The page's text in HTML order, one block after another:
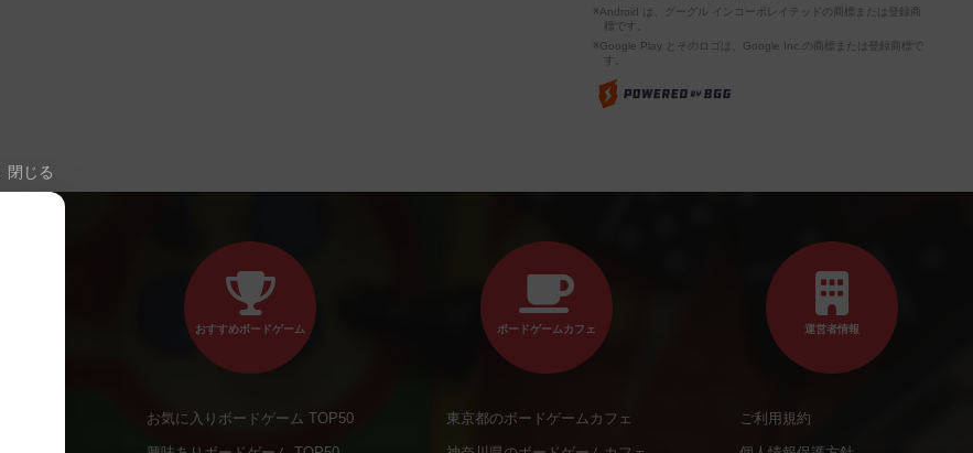
※Android は、グーグル インコーポレイテッドの商標または登録商
標です。
※Google Play とそのロゴは、Google Inc.の商標または登録商標で
す。
閉じる
おすすめボードゲーム
お気に入りボードゲーム TOP50
ボードゲームカフェ
東京都のボードゲームカフェ
運営者情報
ご利用規約